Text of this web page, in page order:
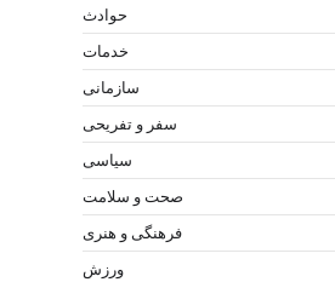
حوادث
خدمات
سازمانی
سفر و تفریحی
سیاسی
صحت و سلامت
فرهنگی و هنری
ورزش